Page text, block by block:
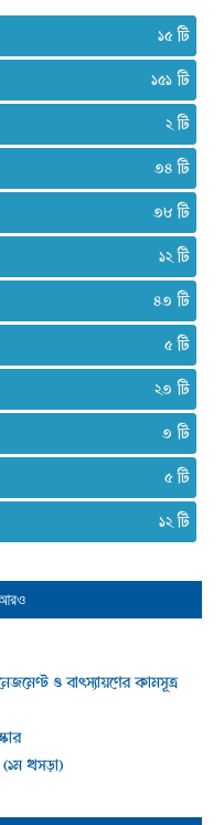
১৫
১৫১
২
৩৪
৩৮
১২
৪৩
৫
২৩
৩
৫
১২
ও বাৎস্যায়ণের কামসূত্র
(১ম খসড়া)